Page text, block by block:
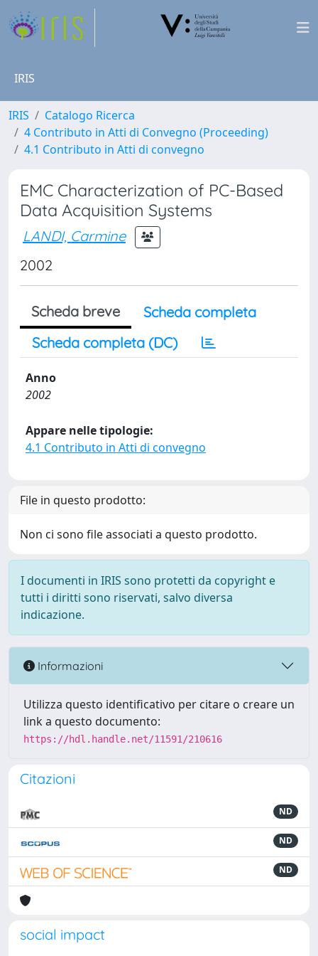
IRIS
IRIS
Catalogo Ricerca
4 Contributo in Atti di Convegno (Proceeding)
4.1 Contributo in Atti di convegno
EMC Characterization of PC-Based
Data Acquisition Systems
LANDI, Carmine
2002
Scheda breve
Scheda completa
Scheda completa (DC)
Anno
2002
Appare nelle tipologie:
4.1 Contributo in Atti di convegno
File in questo prodotto:
Non ci sono file associati a questo prodotto.
I documenti in IRIS sono protetti da copyright e
tutti i diritti sono riservati, salvo diversa
indicazione.
Informazioni
Utilizza questo identificativo per citare o creare un
link a questo documento:
https://hdl.handle.net/11591/210616
Citazioni
ND
ND
ND
social impact